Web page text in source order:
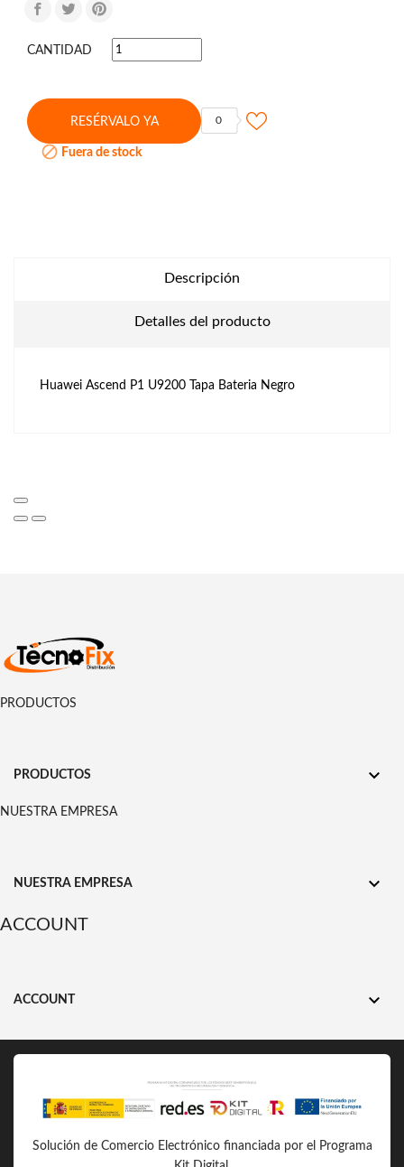
CANTIDAD
RESÉRVALO YA 0
 Fuera de stock
Descripción
Detalles del producto
Huawei Ascend P1 U9200 Tapa Bateria Negro
PRODUCTOS
PRODUCTOS 
NUESTRA EMPRESA
NUESTRA EMPRESA 
ACCOUNT
ACCOUNT 
Solución de Comercio Electrónico financiada por el Programa